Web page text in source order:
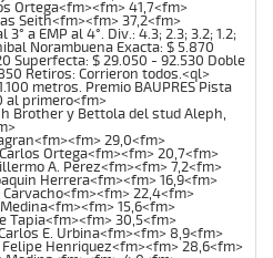
Ortega<fm><fm> 41,7<fm>
Seith<fm><fm> 37,2<fm>
a EMP al 4°. Div.: 4.3; 2.3; 3.2; 1.2;
Norambuena Exacta: $ 5.870
Superfecta: $ 29.050 - 92.530 Doble
Retiros: Corrieron todos.<ql>
metros. Premio BAUPRES Pista
al primero<fm>
Brother y Bettola del stud Aleph,
29,0<fm>
Ortega<fm><fm> 20,7<fm>
A. Perez<fm><fm> 7,2<fm>
Herrera<fm><fm> 16,9<fm>
22,4<fm>
15,6<fm>
Tapia<fm><fm> 30,5<fm>
E. Urbina<fm><fm> 8,9<fm>
Henriquez<fm><fm> 28,6<fm>